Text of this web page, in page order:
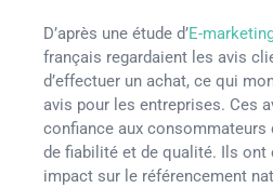
D’après une étude d’E-
français regardaient les avis
d’effectuer un achat, ce qui
avis pour les entreprises. Ces
confiance aux
de fiabilité et de qualité. Ils ont
impact sur le référencement